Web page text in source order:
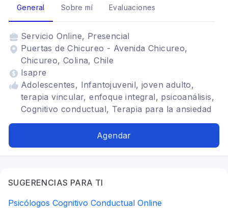
General Sobre mí Evaluaciones
Servicio Online, Presencial
Puertas de Chicureo - Avenida Chicureo,
Chicureo, Colina, Chile
Isapre
Adolescentes, Infantojuvenil, joven adulto,
terapia vincular, enfoque integral, psicoanálisis,
Cognitivo conductual, Terapia para la ansiedad
Agendar
SUGERENCIAS PARA TI
Psicólogos Cognitivo Conductual Online